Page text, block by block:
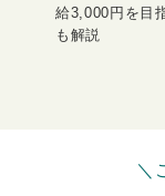
給3,000円を目
も解説
＼